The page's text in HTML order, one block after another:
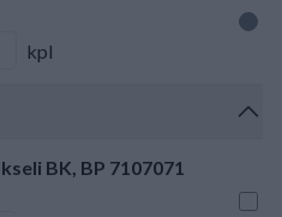
kpl
BK, BP 7107071